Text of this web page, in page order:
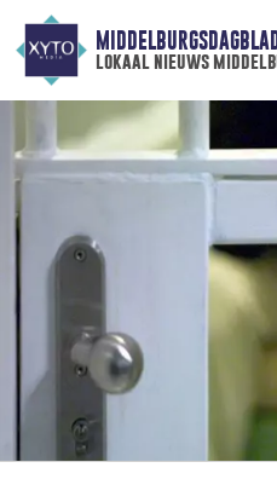
lokaal nieuws